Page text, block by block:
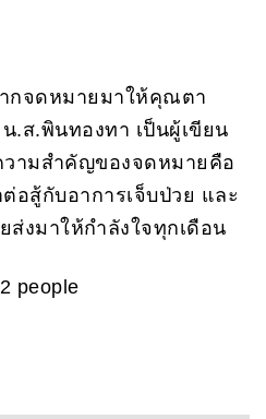
กจดหมายมาให้คุณตา
.ส.พินทองทา เป็นผู้เขียน
ามสำคัญของจดหมายคือ
อสู้กับอาการเจ็บป่วย และ
ส่งมาให้กำลังใจทุกเดือน